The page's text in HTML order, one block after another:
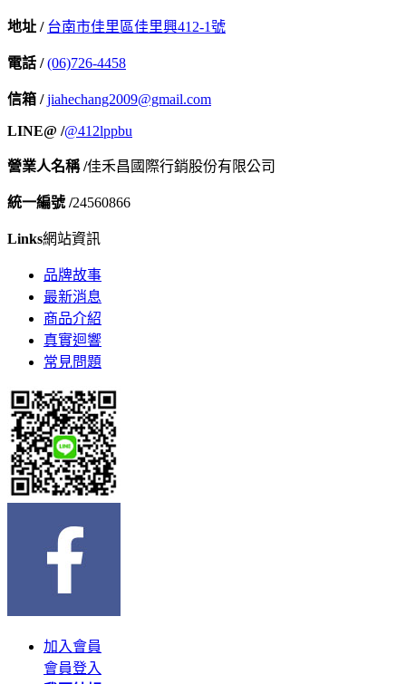
地址 / 台南市佳里區佳里興412-1號
電話 /(06)726-4458
信箱 /jiahechang2009@gmail.com
LINE@ /@412lppbu
營業人名稱 /佳禾昌國際行銷股份有限公司
統一編號 /24560866
Links網站資訊
品牌故事
最新消息
商品介紹
真實迴響
常見問題
加入會員
會員登入